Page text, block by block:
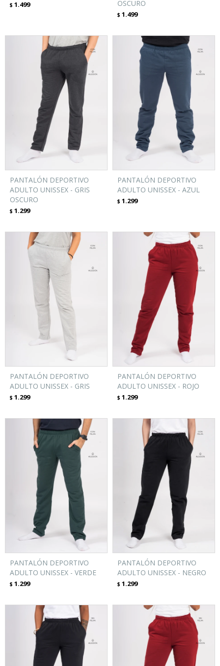
$ 1.499 OSCURO
$ 1.499
PANTALÓN DEPORTIVO
ADULTO UNISSEX - GRIS
OSCURO
$ 1.299
PANTALÓN DEPORTIVO
ADULTO UNISSEX - AZUL
$ 1.299
PANTALÓN DEPORTIVO
ADULTO UNISSEX - GRIS
$ 1.299
PANTALÓN DEPORTIVO
ADULTO UNISSEX - ROJO
$ 1.299
PANTALÓN DEPORTIVO
ADULTO UNISSEX - VERDE
$ 1.299
PANTALÓN DEPORTIVO
ADULTO UNISSEX - NEGRO
$ 1.299